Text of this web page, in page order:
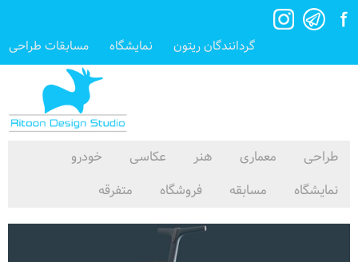
گردانندگان ریتون نمایشگاه مسابقات طراحی
طراحی معماری هنر عکاسی
خودرو
نمایشگاه
مسابقه فروشگاه متفرقه